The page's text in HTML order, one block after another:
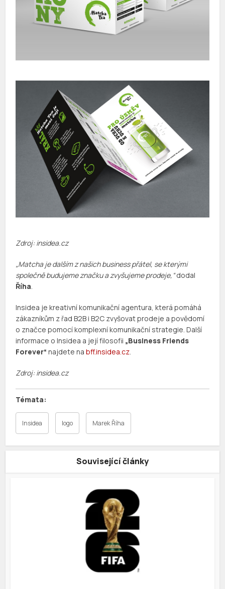
Zdroj: insidea.cz
„Matcha je dalším z našich business přátel, se kterými
společně budujeme značku a zvyšujeme prodeje,“dodal
Říha.
Insidea je kreativní komunikační agentura, která pomáhá
zákazníkům z řad B2B i B2C zvyšovat prodeje a povědomí
o značce pomocí komplexní komunikační strategie. Další
informace o Insidea a její filosofii „Business Friends
Forever“ najdete nabff.insidea.cz.
Zdroj: insidea.cz
Insidea logo Marek Říha
Související články